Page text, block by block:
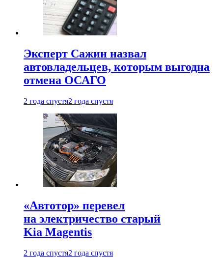
Эксперт Сажин назвал
автовладельцев, которым выгодна
отмена ОСАГО
2 года спустя2 года спустя
«Автотор» перевел
на электричество старый
Kia Magentis
2 года спустя2 года спустя